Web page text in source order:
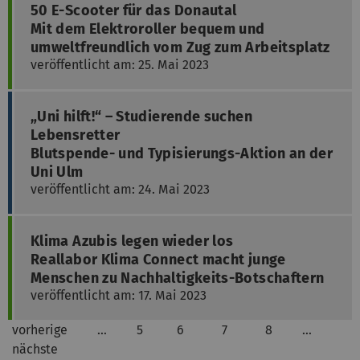
50 E-Scooter für das Donautal
Mit dem Elektroroller bequem und
umweltfreundlich vom Zug zum Arbeitsplatz
veröffentlicht am: 25. Mai 2023
„Uni hilft!“ – Studierende suchen
Lebensretter
Blutspende- und Typisierungs-Aktion an der
Uni Ulm
veröffentlicht am: 24. Mai 2023
Klima Azubis legen wieder los
Reallabor Klima Connect macht junge
Menschen zu Nachhaltigkeits-Botschaftern
veröffentlicht am: 17. Mai 2023
vorherige … 5 6 7 8
…
nächste